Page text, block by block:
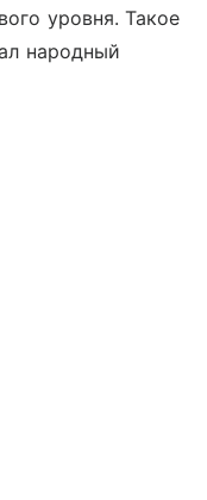
уровня. Такое
народный